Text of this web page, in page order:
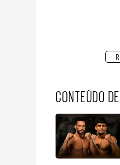
CONTEÚDO